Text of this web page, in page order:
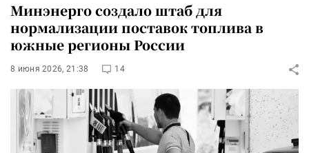
Минэнерго создало штаб для
нормализации поставок топлива в
южные регионы России
8 июня 2026, 21:38 14